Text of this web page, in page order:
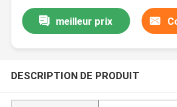
meilleur prix
DESCRIPTION DE PRODUIT